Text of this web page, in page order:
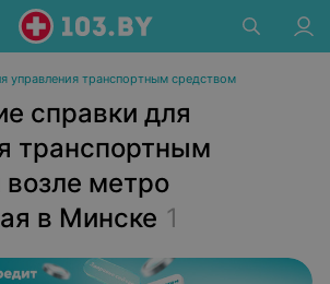
управления транспортным средством
справки для
транспортным
метро
в Минске 1